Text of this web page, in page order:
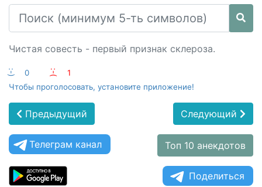
Чистая совесть - первый признак склероза.
:-) 0 :-(
1
Чтобы проголосовать, установите приложение!
Предыдущий Следующий
Телеграм канал Топ 10 анекдотов
Поделиться